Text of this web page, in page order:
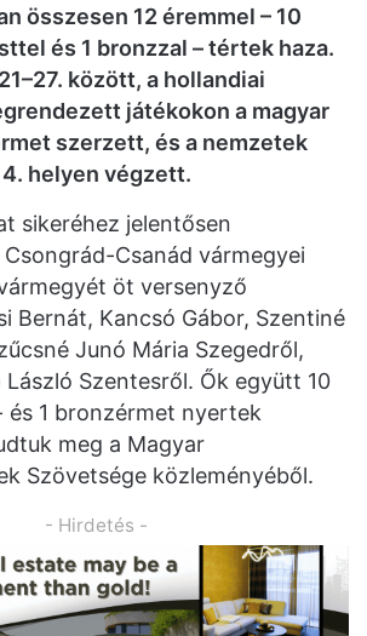
összesen 12 éremmel – 10
és 1 bronzzal – tértek haza.
között, a hollandiai
játékokon a magyar
szerzett, és a nemzetek
helyen végzett.
sikeréhez jelentősen
Csanád vármegyei
öt versenyző
Bernát, Kancsó Gábor, Szentiné
Junó Mária Szegedről,
Szentesről. Ők együtt 10
és 1 bronzérmet nyertek
meg a Magyar
Szövetsége közleményéből.
- Hirdetés -